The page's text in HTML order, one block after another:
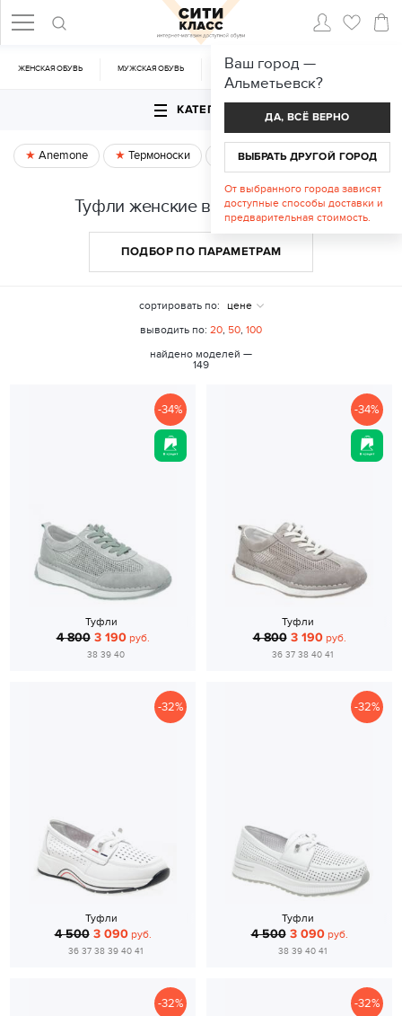
ЖЕНСКАЯ ОБУВЬ МУЖСКАЯ ОБУВЬ CУМКИ
КАТЕГОРИИ
Anemone Термоноски Спецпредложение
Туфли женские в Альметьевске
ПОДБОР ПО ПАРАМЕТРАМ
сортировать по:
цене
выводить по: 20, 50, 100
найдено моделей —
149
-34%
Туфли
4 800 3 190руб.
38 39 40
-34%
Туфли
4 800 3 190руб.
36 37 38 40 41
-32%
Туфли
4 500 3 090руб.
36 37 38 39 40 41
-32%
Туфли
4 500 3 090руб.
38 39 40 41
-32% -32%
Ваш город —
Альметьевск?
ДА, ВСЁ ВЕРНО
ВЫБРАТЬ ДРУГОЙ ГОРОД
От выбранного города зависят
доступные способы доставки и
предварительная стоимость.